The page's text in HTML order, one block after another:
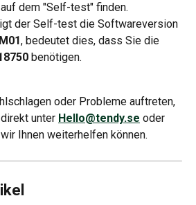
dem "Self-test" finden.
der Self-test die Softwareversion
, bedeutet dies, dass Sie die
benötigen.
oder Probleme auftreten,
unter Hello@tendy.se oder
Ihnen weiterhelfen können.